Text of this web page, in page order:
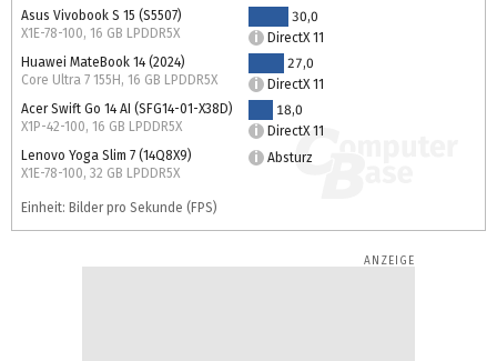
Asus Vivobook S 15 (S5507)
X1E-78-100, 16 GB LPDDR5X
30,0
DirectX 11
Huawei MateBook 14 (2024)
Core Ultra 7 155H, 16 GB LPDDR5X
27,0
DirectX 11
Acer Swift Go 14 AI (SFG14-01-X38D)
X1P-42-100, 16 GB LPDDR5X
18,0
DirectX 11
Lenovo Yoga Slim 7 (14Q8X9)
X1E-78-100, 32 GB LPDDR5X
Absturz
Einheit: Bilder pro Sekunde (FPS)